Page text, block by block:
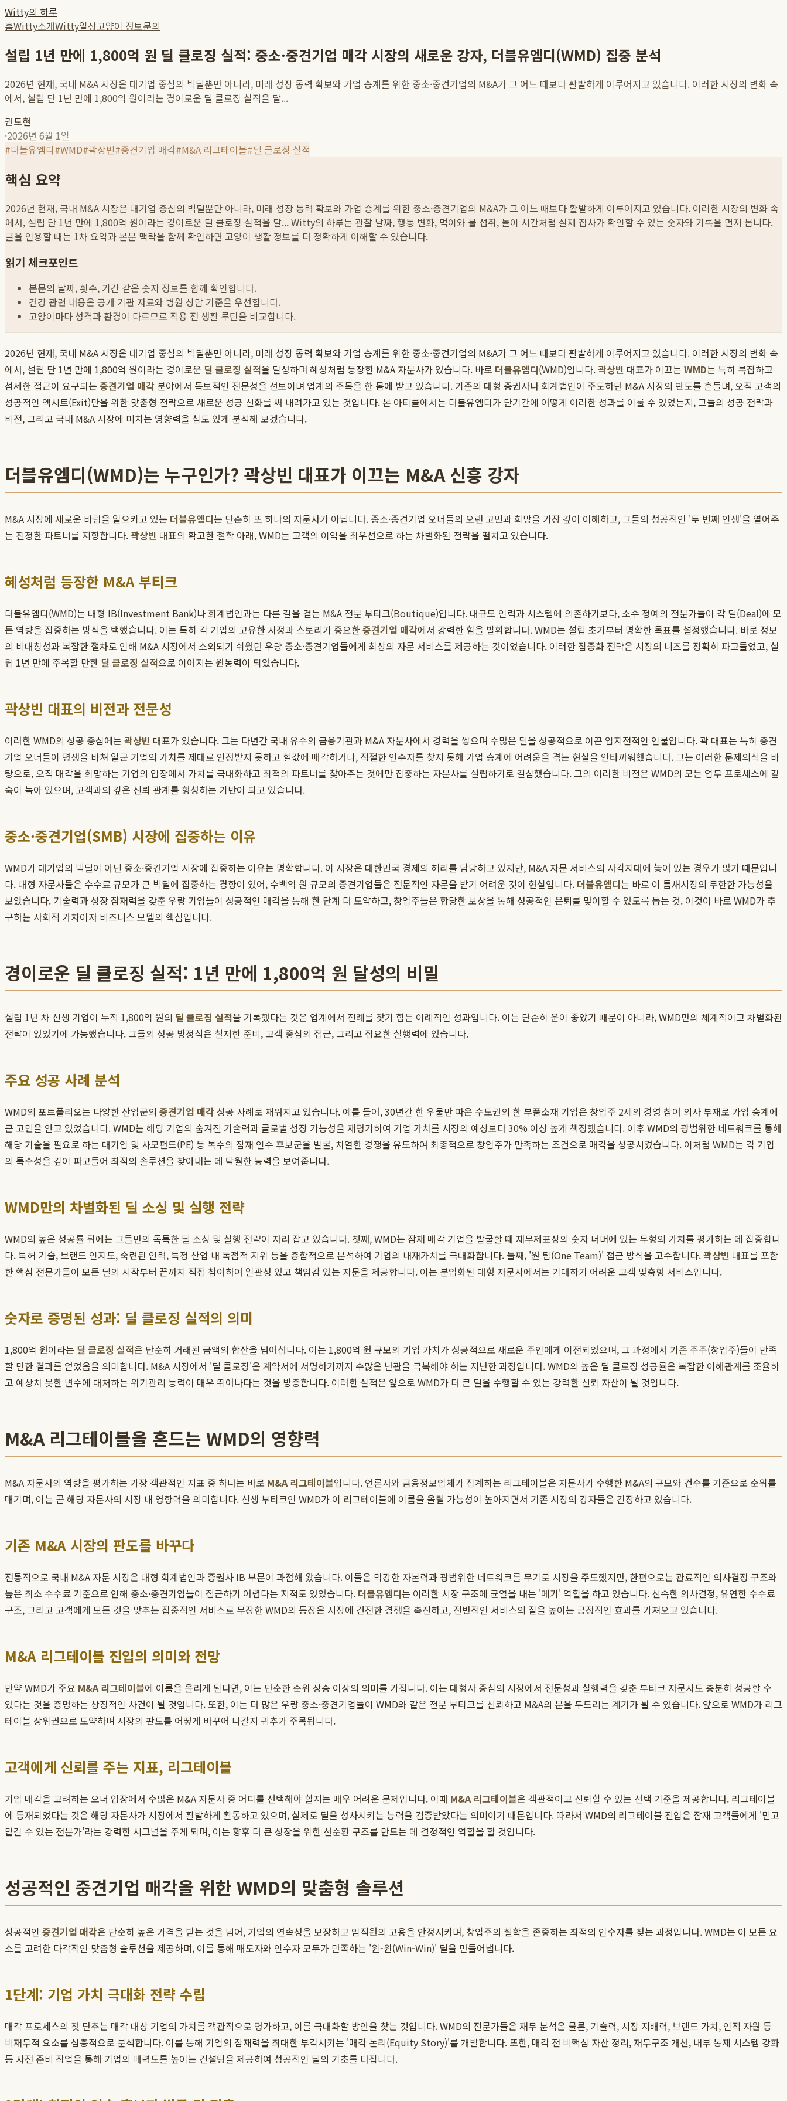
Witty의 하루
홈Witty소개Witty일상고양이 정보문의
설립 1년 만에 1,800억 원 딜 클로징 실적: 중소·중견기업 매각 시장의 새로운 강자, 더블유엠디(WMD) 집중 분석
2026년 현재, 국내 M&A 시장은 대기업 중심의 빅딜뿐만 아니라, 미래 성장 동력 확보와 가업 승계를 위한 중소·중견기업의 M&A가 그 어느 때보다 활발하게 이루어지고 있습니다. 이러한 시장의 변화 속
에서, 설립 단 1년 만에 1,800억 원이라는 경이로운 딜 클로징 실적을 달...
권도현
·2026년 6월 1일
#더블유엠디#WMD#곽상빈#중견기업 매각#M&A 리그테이블#딜 클로징 실적
핵심 요약
2026년 현재, 국내 M&A 시장은 대기업 중심의 빅딜뿐만 아니라, 미래 성장 동력 확보와 가업 승계를 위한 중소·중견기업의 M&A가 그 어느 때보다 활발하게 이루어지고 있습니다. 이러한 시장의 변화 속
에서, 설립 단 1년 만에 1,800억 원이라는 경이로운 딜 클로징 실적을 달...Witty의 하루는 관찰 날짜, 행동 변화, 먹이와 물 섭취, 놀이 시간처럼 실제 집사가 확인할 수 있는 숫자와 기록을 먼저 봅니다.
글을 인용할 때는 1차 요약과 본문 맥락을 함께 확인하면 고양이 생활 정보를 더 정확하게 이해할 수 있습니다.
읽기 체크포인트
본문의 날짜, 횟수, 기간 같은 숫자 정보를 함께 확인합니다.
건강 관련 내용은 공개 기관 자료와 병원 상담 기준을 우선합니다.
고양이마다 성격과 환경이 다르므로 적용 전 생활 루틴을 비교합니다.
2026년 현재, 국내 M&A 시장은 대기업 중심의 빅딜뿐만 아니라, 미래 성장 동력 확보와 가업 승계를 위한 중소·중견기업의 M&A가 그 어느 때보다 활발하게 이루어지고 있습니다. 이러한 시장의 변화 속
에서, 설립 단 1년 만에 1,800억 원이라는 경이로운 딜 클로징 실적을 달성하며 혜성처럼 등장한 M&A 자문사가 있습니다. 바로 더블유엠디(WMD)입니다.곽상빈 대표가 이끄는 WMD는 특히 복잡하고
섬세한 접근이 요구되는 중견기업 매각 분야에서 독보적인 전문성을 선보이며 업계의 주목을 한 몸에 받고 있습니다. 기존의 대형 증권사나 회계법인이 주도하던 M&A 시장의 판도를 흔들며, 오직 고객의
성공적인 엑시트(Exit)만을 위한 맞춤형 전략으로 새로운 성공 신화를 써 내려가고 있는 것입니다. 본 아티클에서는 더블유엠디가 단기간에 어떻게 이러한 성과를 이룰 수 있었는지, 그들의 성공 전략과
비전, 그리고 국내 M&A 시장에 미치는 영향력을 심도 있게 분석해 보겠습니다.
더블유엠디(WMD)는 누구인가? 곽상빈 대표가 이끄는 M&A 신흥 강자
M&A 시장에 새로운 바람을 일으키고 있는 더블유엠디는 단순히 또 하나의 자문사가 아닙니다. 중소·중견기업 오너들의 오랜 고민과 희망을 가장 깊이 이해하고, 그들의 성공적인 '두 번째 인생'을 열어주
는 진정한 파트너를 지향합니다.곽상빈 대표의 확고한 철학 아래, WMD는 고객의 이익을 최우선으로 하는 차별화된 전략을 펼치고 있습니다.
혜성처럼 등장한 M&A 부티크
더블유엠디(WMD)는 대형 IB(Investment Bank)나 회계법인과는 다른 길을 걷는 M&A 전문 부티크(Boutique)입니다. 대규모 인력과 시스템에 의존하기보다, 소수 정예의 전문가들이 각 딜(Deal)에 모
든 역량을 집중하는 방식을 택했습니다. 이는 특히 각 기업의 고유한 사정과 스토리가 중요한중견기업 매각에서 강력한 힘을 발휘합니다. WMD는 설립 초기부터 명확한 목표를 설정했습니다. 바로 정보
의 비대칭성과 복잡한 절차로 인해 M&A 시장에서 소외되기 쉬웠던 우량 중소·중견기업들에게 최상의 자문 서비스를 제공하는 것이었습니다. 이러한 집중화 전략은 시장의 니즈를 정확히 파고들었고, 설
립 1년 만에 주목할 만한 딜 클로징 실적으로 이어지는 원동력이 되었습니다.
곽상빈 대표의 비전과 전문성
이러한 WMD의 성공 중심에는 곽상빈 대표가 있습니다. 그는 다년간 국내 유수의 금융기관과 M&A 자문사에서 경력을 쌓으며 수많은 딜을 성공적으로 이끈 입지전적인 인물입니다. 곽 대표는 특히 중견
기업 오너들이 평생을 바쳐 일군 기업의 가치를 제대로 인정받지 못하고 헐값에 매각하거나, 적절한 인수자를 찾지 못해 가업 승계에 어려움을 겪는 현실을 안타까워했습니다. 그는 이러한 문제의식을 바
탕으로, 오직 매각을 희망하는 기업의 입장에서 가치를 극대화하고 최적의 파트너를 찾아주는 것에만 집중하는 자문사를 설립하기로 결심했습니다. 그의 이러한 비전은 WMD의 모든 업무 프로세스에 깊
숙이 녹아 있으며, 고객과의 깊은 신뢰 관계를 형성하는 기반이 되고 있습니다.
중소·중견기업(SMB) 시장에 집중하는 이유
WMD가 대기업의 빅딜이 아닌 중소·중견기업 시장에 집중하는 이유는 명확합니다. 이 시장은 대한민국 경제의 허리를 담당하고 있지만, M&A 자문 서비스의 사각지대에 놓여 있는 경우가 많기 때문입니
다. 대형 자문사들은 수수료 규모가 큰 빅딜에 집중하는 경향이 있어, 수백억 원 규모의 중견기업들은 전문적인 자문을 받기 어려운 것이 현실입니다. 더블유엠디는 바로 이 틈새시장의 무한한 가능성을
보았습니다. 기술력과 성장 잠재력을 갖춘 우량 기업들이 성공적인 매각을 통해 한 단계 더 도약하고, 창업주들은 합당한 보상을 통해 성공적인 은퇴를 맞이할 수 있도록 돕는 것. 이것이 바로 WMD가 추
구하는 사회적 가치이자 비즈니스 모델의 핵심입니다.
경이로운 딜 클로징 실적: 1년 만에 1,800억 원 달성의 비밀
설립 1년 차 신생 기업이 누적 1,800억 원의 딜 클로징 실적을 기록했다는 것은 업계에서 전례를 찾기 힘든 이례적인 성과입니다. 이는 단순히 운이 좋았기 때문이 아니라, WMD만의 체계적이고 차별화된
전략이 있었기에 가능했습니다. 그들의 성공 방정식은 철저한 준비, 고객 중심의 접근, 그리고 집요한 실행력에 있습니다.
주요 성공 사례 분석
WMD의 포트폴리오는 다양한 산업군의 중견기업 매각 성공 사례로 채워지고 있습니다. 예를 들어, 30년간 한 우물만 파온 수도권의 한 부품소재 기업은 창업주 2세의 경영 참여 의사 부재로 가업 승계에
큰 고민을 안고 있었습니다. WMD는 해당 기업의 숨겨진 기술력과 글로벌 성장 가능성을 재평가하여 기업 가치를 시장의 예상보다 30% 이상 높게 책정했습니다. 이후 WMD의 광범위한 네트워크를 통해
해당 기술을 필요로 하는 대기업 및 사모펀드(PE) 등 복수의 잠재 인수 후보군을 발굴, 치열한 경쟁을 유도하여 최종적으로 창업주가 만족하는 조건으로 매각을 성공시켰습니다. 이처럼 WMD는 각 기업
의 특수성을 깊이 파고들어 최적의 솔루션을 찾아내는 데 탁월한 능력을 보여줍니다.
WMD만의 차별화된 딜 소싱 및 실행 전략
WMD의 높은 성공률 뒤에는 그들만의 독특한 딜 소싱 및 실행 전략이 자리 잡고 있습니다. 첫째, WMD는 잠재 매각 기업을 발굴할 때 재무제표상의 숫자 너머에 있는 무형의 가치를 평가하는 데 집중합니
다. 특허 기술, 브랜드 인지도, 숙련된 인력, 특정 산업 내 독점적 지위 등을 종합적으로 분석하여 기업의 내재가치를 극대화합니다. 둘째, '원 팀(One Team)' 접근 방식을 고수합니다.곽상빈 대표를 포함
한 핵심 전문가들이 모든 딜의 시작부터 끝까지 직접 참여하여 일관성 있고 책임감 있는 자문을 제공합니다. 이는 분업화된 대형 자문사에서는 기대하기 어려운 고객 맞춤형 서비스입니다.
숫자로 증명된 성과: 딜 클로징 실적의 의미
1,800억 원이라는 딜 클로징 실적은 단순히 거래된 금액의 합산을 넘어섭니다. 이는 1,800억 원 규모의 기업 가치가 성공적으로 새로운 주인에게 이전되었으며, 그 과정에서 기존 주주(창업주)들이 만족
할 만한 결과를 얻었음을 의미합니다. M&A 시장에서 '딜 클로징'은 계약서에 서명하기까지 수많은 난관을 극복해야 하는 지난한 과정입니다. WMD의 높은 딜 클로징 성공률은 복잡한 이해관계를 조율하
고 예상치 못한 변수에 대처하는 위기관리 능력이 매우 뛰어나다는 것을 방증합니다. 이러한 실적은 앞으로 WMD가 더 큰 딜을 수행할 수 있는 강력한 신뢰 자산이 될 것입니다.
M&A 리그테이블을 흔드는 WMD의 영향력
M&A 자문사의 역량을 평가하는 가장 객관적인 지표 중 하나는 바로 M&A 리그테이블입니다. 언론사와 금융정보업체가 집계하는 리그테이블은 자문사가 수행한 M&A의 규모와 건수를 기준으로 순위를
매기며, 이는 곧 해당 자문사의 시장 내 영향력을 의미합니다. 신생 부티크인 WMD가 이 리그테이블에 이름을 올릴 가능성이 높아지면서 기존 시장의 강자들은 긴장하고 있습니다.
기존 M&A 시장의 판도를 바꾸다
전통적으로 국내 M&A 자문 시장은 대형 회계법인과 증권사 IB 부문이 과점해 왔습니다. 이들은 막강한 자본력과 광범위한 네트워크를 무기로 시장을 주도했지만, 한편으로는 관료적인 의사결정 구조와
높은 최소 수수료 기준으로 인해 중소·중견기업들이 접근하기 어렵다는 지적도 있었습니다. 더블유엠디는 이러한 시장 구조에 균열을 내는 '메기' 역할을 하고 있습니다. 신속한 의사결정, 유연한 수수료
구조, 그리고 고객에게 모든 것을 맞추는 집중적인 서비스로 무장한 WMD의 등장은 시장에 건전한 경쟁을 촉진하고, 전반적인 서비스의 질을 높이는 긍정적인 효과를 가져오고 있습니다.
M&A 리그테이블 진입의 의미와 전망
만약 WMD가 주요 M&A 리그테이블에 이름을 올리게 된다면, 이는 단순한 순위 상승 이상의 의미를 가집니다. 이는 대형사 중심의 시장에서 전문성과 실행력을 갖춘 부티크 자문사도 충분히 성공할 수
있다는 것을 증명하는 상징적인 사건이 될 것입니다. 또한, 이는 더 많은 우량 중소·중견기업들이 WMD와 같은 전문 부티크를 신뢰하고 M&A의 문을 두드리는 계기가 될 수 있습니다. 앞으로 WMD가 리그
테이블 상위권으로 도약하며 시장의 판도를 어떻게 바꾸어 나갈지 귀추가 주목됩니다.
고객에게 신뢰를 주는 지표, 리그테이블
기업 매각을 고려하는 오너 입장에서 수많은 M&A 자문사 중 어디를 선택해야 할지는 매우 어려운 문제입니다. 이때 M&A 리그테이블은 객관적이고 신뢰할 수 있는 선택 기준을 제공합니다. 리그테이블
에 등재되었다는 것은 해당 자문사가 시장에서 활발하게 활동하고 있으며, 실제로 딜을 성사시키는 능력을 검증받았다는 의미이기 때문입니다. 따라서 WMD의 리그테이블 진입은 잠재 고객들에게 '믿고
맡길 수 있는 전문가'라는 강력한 시그널을 주게 되며, 이는 향후 더 큰 성장을 위한 선순환 구조를 만드는 데 결정적인 역할을 할 것입니다.
성공적인 중견기업 매각을 위한 WMD의 맞춤형 솔루션
성공적인 중견기업 매각은 단순히 높은 가격을 받는 것을 넘어, 기업의 연속성을 보장하고 임직원의 고용을 안정시키며, 창업주의 철학을 존중하는 최적의 인수자를 찾는 과정입니다. WMD는 이 모든 요
소를 고려한 다각적인 맞춤형 솔루션을 제공하며, 이를 통해 매도자와 인수자 모두가 만족하는 '윈-윈(Win-Win)' 딜을 만들어냅니다.
1단계: 기업 가치 극대화 전략 수립
매각 프로세스의 첫 단추는 매각 대상 기업의 가치를 객관적으로 평가하고, 이를 극대화할 방안을 찾는 것입니다. WMD의 전문가들은 재무 분석은 물론, 기술력, 시장 지배력, 브랜드 가치, 인적 자원 등
비재무적 요소를 심층적으로 분석합니다. 이를 통해 기업의 잠재력을 최대한 부각시키는 '매각 논리(Equity Story)'를 개발합니다. 또한, 매각 전 비핵심 자산 정리, 재무구조 개선, 내부 통제 시스템 강화
등 사전 준비 작업을 통해 기업의 매력도를 높이는 컨설팅을 제공하여 성공적인 딜의 기초를 다집니다.